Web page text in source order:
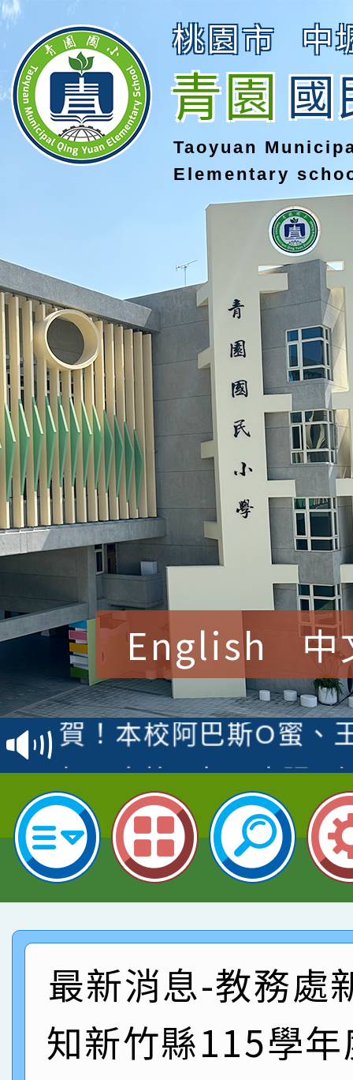
桃園市 中
青園國
Taoyuan
Elementary
English 中
賀！本校參加桃園市中
賽 洪綺君教師榮獲社
名
賀！本校阿巴斯O蜜、
倩參加桃園市科展 國
名 指導老師王老師、
賀！本校四年二班張O
園市英語競賽國小朗讀
指導老師林老師
賀！本校參加桃園市中
賽 劉文瑛教師榮獲教
臺灣台語-第二名
賀！本校參與2026世
市賽榮獲科學小創客佳
創客第三名。
賀！本校參加桃園市中
賽 洪綺君教師榮獲社
名
賀！本校阿巴斯O蜜、
倩參加桃園市科展 國
名 指導老師王老師、
賀！本校四年二班張O
園市英語競賽國小朗讀
賀！本校參加桃園市中
最新消息-教務處
知新竹縣115學